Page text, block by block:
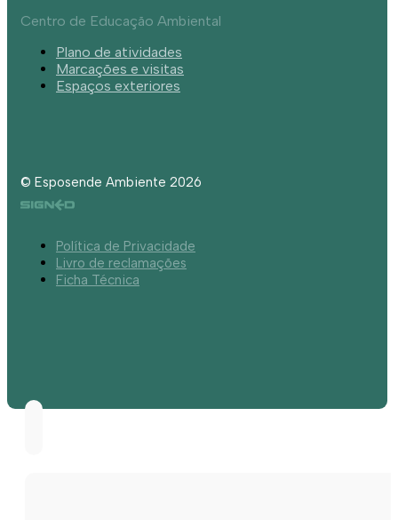
Centro de Educação Ambiental
Plano de atividades
Marcações e visitas
Espaços exteriores
© Esposende Ambiente 2026
Política de Privacidade
Livro de reclamações
Ficha Técnica